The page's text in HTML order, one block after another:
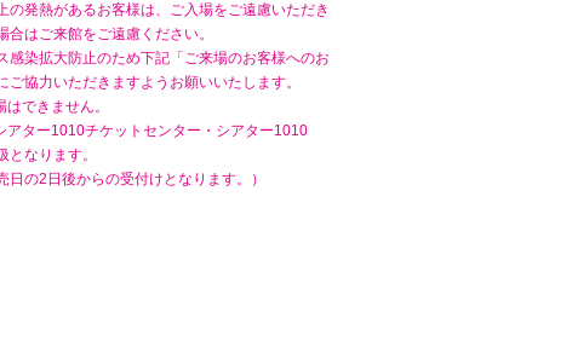
の発熱があるお客様は、ご入場をご遠慮いただき
合はご来館をご遠慮ください。
感染拡大防止のため下記「ご来場のお客様へのお
ご協力いただきますようお願いいたします。
できません。
アター1010チケットセンター・シアター1010
となります。
日の2日後からの受付けとなります。）